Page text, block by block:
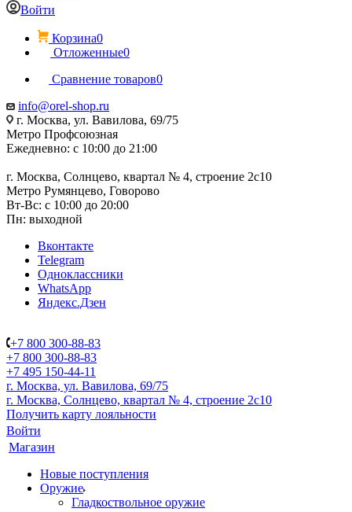
Войти
Корзина0
Отложенные0
Сравнение товаров0
info@orel-shop.ru
г. Москва, ул. Вавилова, 69/75
Метро Профсоюзная
Ежедневно: с 10:00 до 21:00
г. Москва, Солнцево, квартал № 4, строение 2с10
Метро Румянцево, Говорово
Вт-Вс: с 10:00 до 20:00
Пн: выходной
Вконтакте
Telegram
Одноклассники
WhatsApp
Яндекс.Дзен
+7 800 300-88-83
+7 800 300-88-83
+7 495 150-44-11
г. Москва, ул. Вавилова, 69/75
г. Москва, Солнцево, квартал № 4, строение 2с10
Получить карту лояльности
Войти
Магазин
Новые поступления
Оружие
Гладкоствольное оружие